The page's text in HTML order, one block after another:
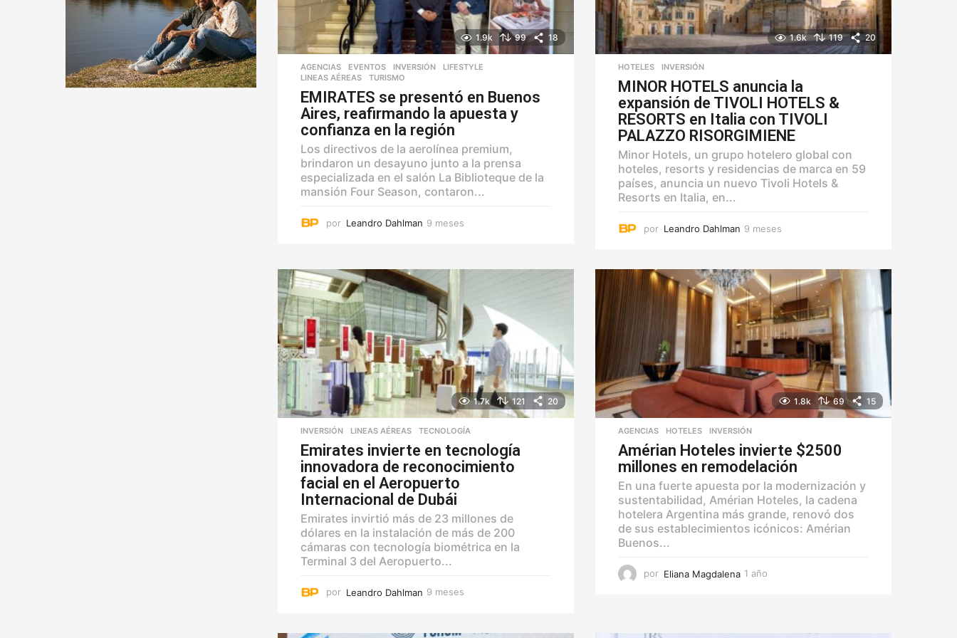
1.9k 99 18
AGENCIAS ,EVENTOS ,INVERSIÓN ,LIFESTYLE
LINEAS AÉREAS
,TURISMO
EMIRATES se presentó en Buenos
Aires, reafirmando la apuesta y
confianza en la región
Los directivos de la aerolínea premium,
brindaron un desayuno junto a la prensa
especializada en el salón La Biblioteque de la
mansión Four Season, contaron...
por Leandro Dahlman 9 meses
1.6k 119 20
HOTELES ,INVERSIÓN
MINOR HOTELS anuncia la
expansión de TIVOLI HOTELS &
RESORTS en Italia con TIVOLI
PALAZZO RISORGIMIENE
Minor Hotels, un grupo hotelero global con
hoteles, resorts y residencias de marca en 59
países, anuncia un nuevo Tivoli Hotels &
Resorts en Italia, en...
por Leandro Dahlman 9 meses
s
e
s
1.7k 121 20
INVERSIÓN ,LINEAS AÉREAS ,TECNOLOGÍA
Emirates invierte en tecnología
innovadora de reconocimiento
facial en el Aeropuerto
Internacional de Dubái
Emirates invirtió más de 23 millones de
dólares en la instalación de más de 200
cámaras con tecnología biométrica en la
Terminal 3 del Aeropuerto...
por Leandro Dahlman 9 meses
s
1.8k 69 15
AGENCIAS ,HOTELES ,INVERSIÓN
Amérian Hoteles invierte $2500
millones en remodelación
En una fuerte apuesta por la modernización y
sustentabilidad, Amérian Hoteles, la cadena
hotelera Argentina más grande, renovó dos
de sus establecimientos icónicos: Amérian
Buenos...
por Eliana Magdalena 1 año